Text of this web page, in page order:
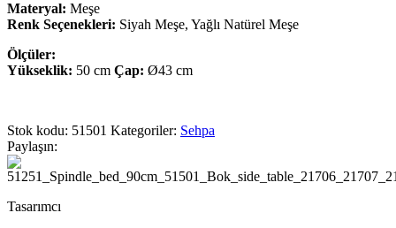
Materyal: Meşe
Renk Seçenekleri: Siyah Meşe, Yağlı Natürel Meşe
Ölçüler:
Yükseklik: 50 cm Çap: Ø43 cm
Stok kodu: 51501 Kategoriler: Sehpa
Paylaşın:
Tasarımcı